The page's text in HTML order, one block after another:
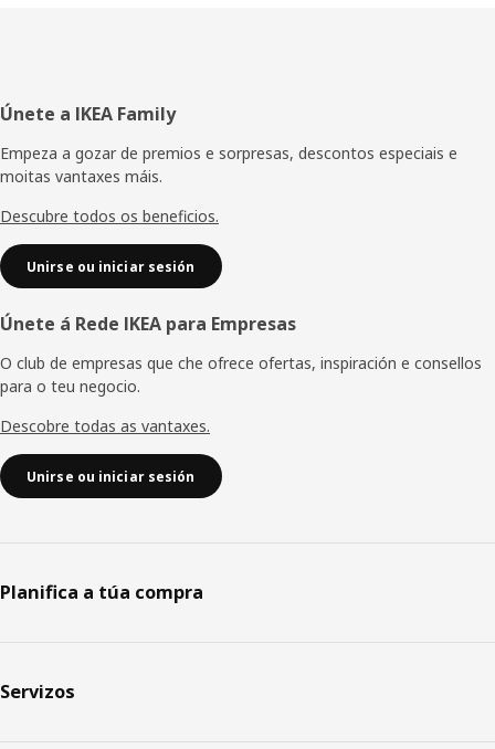
Pé
de
páxina
Únete a IKEA Family
Empeza a gozar de premios e sorpresas, descontos especiais e
moitas vantaxes máis.
Descubre todos os beneficios.
Unirse ou iniciar sesión
Únete á Rede IKEA para Empresas
O club de empresas que che ofrece ofertas, inspiración e consellos
para o teu negocio.
Descobre todas as vantaxes.
Unirse ou iniciar sesión
Planifica a túa compra
Servizos